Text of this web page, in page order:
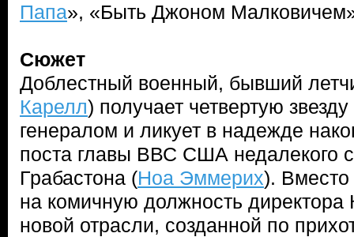
Папа», «Быть Джоном
Сюжет
Доблестный военный, бывший
Карелл) получает четвертую
генералом и ликует в надежде
поста главы ВВС США недалекого
Грабастона (Ноа Эммерих). Вместо
на комичную должность директора
новой отрасли, созданной по